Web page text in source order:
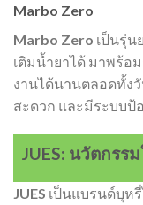
Marbo Zero
Marbo Zero เป็นรุ่น
เติมน้ำยาได้ มาพร้อ
งานได้นานตลอดทั้ง
สะดวก และมีระบบป้
JUES: นวัตกรร
JUES เป็นแบรนด์บุห